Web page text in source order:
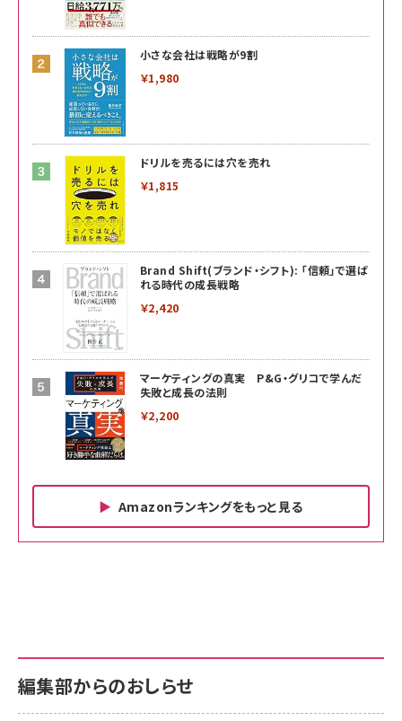
小さな会社は戦略が9割
￥1,980
ドリルを売るには穴を売れ
￥1,815
Brand Shift(ブランド・シフト): 「信頼」で選ば
れる時代の成長戦略
￥2,420
マーケティングの真実 P&G・グリコで学んだ
失敗と成長の法則
￥2,200
Amazonランキングをもっと見る
￥880
anan(アンアン)2026/06/24号 No.2500増刊
スペシャルエディション[王道エンタメの矜持／
サポート正規品 メーカー保証5年 KLMEA128G
NIMASO ガラスフィルム iPhone 17 用 保護フィ
サポート正規品 メーカー保証5年 KLMEA128G
Amazon eギフトカード - Amazonロゴ - クラ
編集部からのおしらせ